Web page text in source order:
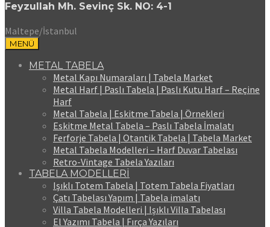
Feyzullah Mh. Sevinç Sk. NO: 4-1
Maltepe/İstanbul
MENÜ
METAL TABELA
Metal Kapı Numaraları | Tabela Market
Metal Harf | Paslı Tabela | Paslı Kutu Harf – Reçine
Harf
Metal Tabela | Eskitme Tabela | Örnekleri
Eskitme Metal Tabela – Paslı Tabela İmalatı
Ferforje Tabela | Otantik Tabela | Tabela Market
Metal Tabela Modelleri – Harf Duvar Tabelası
Retro-Vintage Tabela Yazıları
TABELA MODELLERİ
Işıklı Totem Tabela | Totem Tabela Fiyatları
Çatı Tabelası Yapım | Tabela imalatı
Villa Tabela Modelleri | Işıklı Villa Tabelası
El Yazımı Tabela | Fırça Yazıları